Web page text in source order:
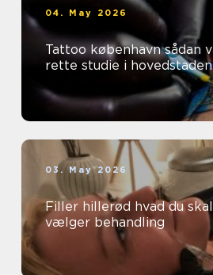
04. May 2026
Tattoo københavn sådan vælger du det
rette studie i hovedstaden
03. May 2026
Filler hillerød hvad du skal vide, før du
vælger behandling